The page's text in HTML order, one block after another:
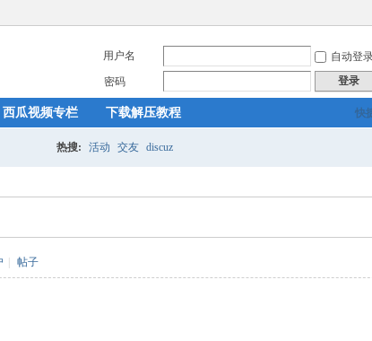
用户名 自动登
密码
登录
快
西瓜视频专栏 下载解压教程
热搜: 活动 交友 discuz
帖子